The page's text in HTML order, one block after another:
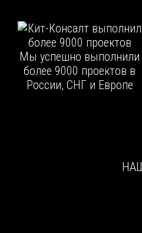
Мы успешно выполнили
более 9000 проектов в
России, СНГ и Европе